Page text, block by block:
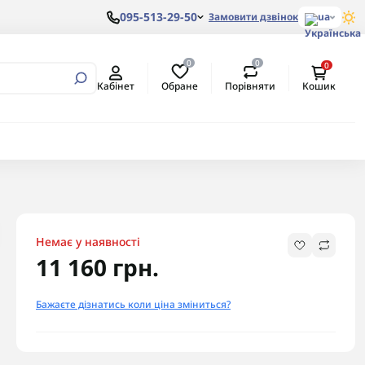
095-513-29-50 Замовити дзвінок ua
Кабінет
0
Обране
0
Порівняти
0
Кошик
Немає у наявності
11 160 грн.
Бажаєте дізнатись коли ціна зміниться?